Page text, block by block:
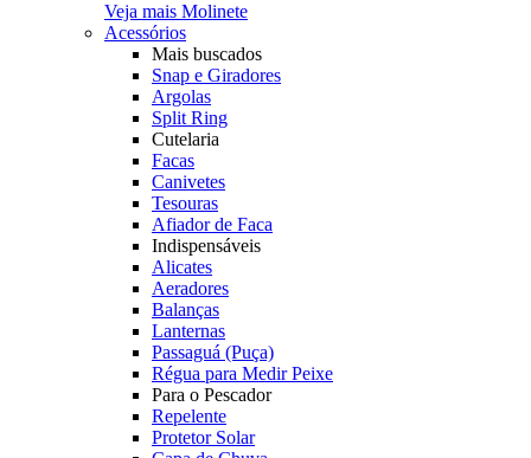
Veja mais Molinete
Acessórios
Mais buscados
Snap e Giradores
Argolas
Split Ring
Cutelaria
Facas
Canivetes
Tesouras
Afiador de Faca
Indispensáveis
Alicates
Aeradores
Balanças
Lanternas
Passaguá (Puça)
Régua para Medir Peixe
Para o Pescador
Repelente
Protetor Solar